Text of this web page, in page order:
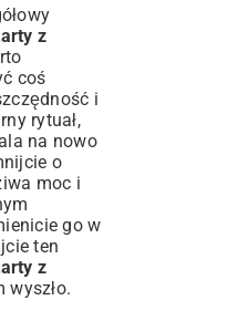
z
coś
i
rytuał,
na nowo
o
moc i
go w
ten
z
wyszło.